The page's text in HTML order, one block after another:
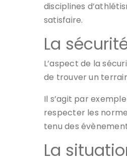
disciplines
satisfaire.
La
L’aspect de la
de trouver un
Il s’agit par
respecter les
tenu des
La